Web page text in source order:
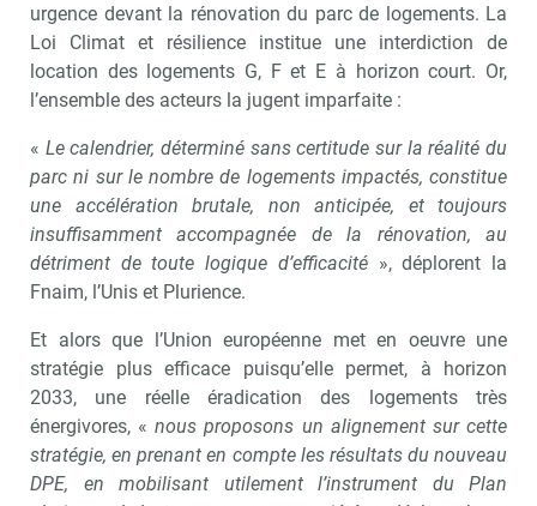
urgence devant la rénovation du parc de logements. La
Loi Climat et résilience institue une interdiction de
location des logements G, F et E à horizon court. Or,
l’ensemble des acteurs la jugent imparfaite :
« Le calendrier, déterminé sans certitude sur la réalité du
parc ni sur le nombre de logements impactés, constitue
une accélération brutale, non anticipée, et toujours
insuffisamment accompagnée de la rénovation, au
détriment de toute logique d’efficacité», déplorent la
Fnaim, l’Unis et Plurience.
Et alors que l’Union européenne met en oeuvre une
stratégie plus efficace puisqu’elle permet, à horizon
2033, une réelle éradication des logements très
énergivores, «nous proposons un alignement sur cette
stratégie, en prenant en compte les résultats du nouveau
DPE, en mobilisant utilement l’instrument du Plan